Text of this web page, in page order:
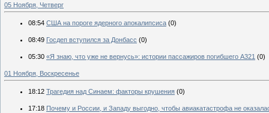
05 Ноября, Четверг
08:54 США на пороге ядерного апокалипсиса (0)
08:49 Госдеп вступился за Донбасс (0)
05:30 «Я знаю, что уже не вернусь»: истории пассажиров погибшего A321 (0)
01 Ноября, Воскресенье
18:12 Трагедия над Синаем: факторы крушения (0)
17:18 Почему и России, и Западу выгодно, чтобы авиакатастрофа не